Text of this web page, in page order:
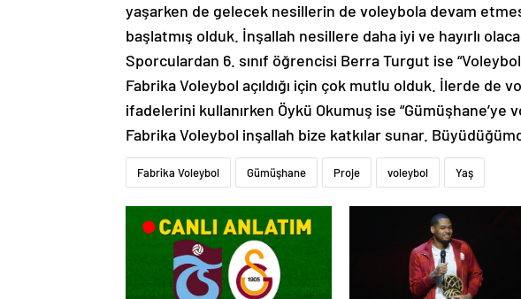
yaşarken de gelecek nesillerin de voleybola devam
başlatmış olduk. İnşallah nesillere daha iyi ve hayırlı
Sporculardan 6. sınıf öğrencisi Berra Turgut ise
Fabrika Voleybol açıldığı için çok mutlu olduk. İlerde de
ifadelerini kullanırken Öykü Okumuş ise “Gümüşhane’ye
Fabrika Voleybol inşallah bize katkılar sunar.
Fabrika Voleybol Gümüşhane Proje voleybol Yaş